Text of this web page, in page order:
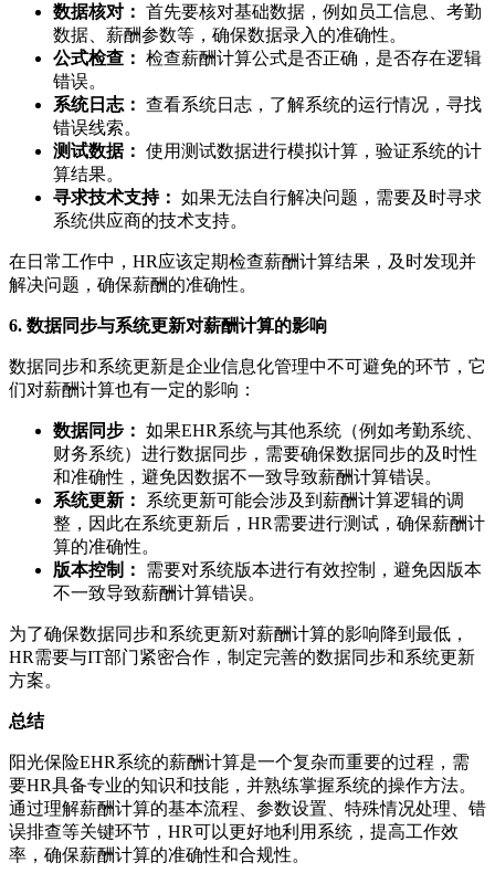
数据核对： 首先要核对基础数据，例如员工信息、考勤
数据、薪酬参数等，确保数据录入的准确性。
公式检查： 检查薪酬计算公式是否正确，是否存在逻辑
错误。
系统日志： 查看系统日志，了解系统的运行情况，寻找
错误线索。
测试数据： 使用测试数据进行模拟计算，验证系统的计
算结果。
寻求技术支持： 如果无法自行解决问题，需要及时寻求
系统供应商的技术支持。
在日常工作中，HR应该定期检查薪酬计算结果，及时发现并
解决问题，确保薪酬的准确性。
6. 数据同步与系统更新对薪酬计算的影响
数据同步和系统更新是企业信息化管理中不可避免的环节，它
们对薪酬计算也有一定的影响：
数据同步： 如果EHR系统与其他系统（例如考勤系统、
财务系统）进行数据同步，需要确保数据同步的及时性
和准确性，避免因数据不一致导致薪酬计算错误。
系统更新：
系统更新可能会涉及到薪酬计算逻辑的调
整，因此在系统更新后，HR需要进行测试，确保薪酬计
算的准确性。
版本控制：
需要对系统版本进行有效控制，避免因版本
不一致导致薪酬计算错误。
为了确保数据同步和系统更新对薪酬计算的影响降到最低，
HR需要与IT部门紧密合作，制定完善的数据同步和系统更新
方案。
总结
阳光保险EHR系统的薪酬计算是一个复杂而重要的过程，需
要HR具备专业的知识和技能，并熟练掌握系统的操作方法。
通过理解薪酬计算的基本流程、参数设置、特殊情况处理、错
误排查等关键环节，HR可以更好地利用系统，提高工作效
率，确保薪酬计算的准确性和合规性。